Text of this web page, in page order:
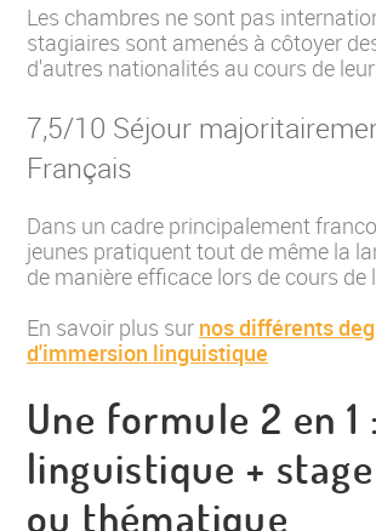
Les chambres ne sont pas
stagiaires sont amenés à côtoyer
d'autres nationalités au cours de leur
7,5/10 Séjour
Français
Dans un cadre principalement
jeunes pratiquent tout de même la
de manière efficace lors de cours de
En savoir plus sur nos différents
d'immersion linguistique
Une formule 2 en 1
linguistique +
ou thématique